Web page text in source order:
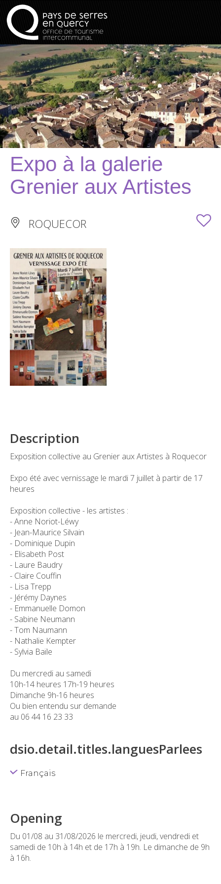
Expo à la galerie
Grenier aux Artistes
ROQUECOR
Description
Exposition collective au Grenier aux Artistes à Roquecor
Expo été avec vernissage le mardi 7 juillet à partir de 17
heures
Exposition collective - les artistes :
- Anne Noriot-Léwy
- Jean-Maurice Silvain
- Dominique Dupin
- Elisabeth Post
- Laure Baudry
- Claire Couffin
- Lisa Trepp
- Jérémy Daynes
- Emmanuelle Domon
- Sabine Neumann
- Tom Naumann
- Nathalie Kempter
- Sylvia Baïle
Du mercredi au samedi
10h-14 heures 17h-19 heures
Dimanche 9h-16 heures
Ou bien entendu sur demande
au 06 44 16 23 33
dsio.detail.titles.languesParlees
Français
Opening
Du 01/08 au 31/08/2026 le mercredi, jeudi, vendredi et
samedi de 10h à 14h et de 17h à 19h. Le dimanche de 9h
à 16h.